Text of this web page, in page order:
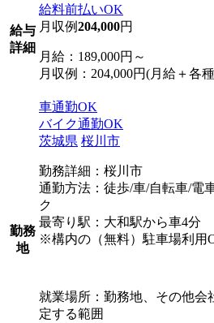
給与
詳細
給料前払いOK
月収例204,000円
月給：189,000円～
月収例：204,000円(月給＋各
勤務
地
車通勤OK
バイク通勤OK
茨城県 桜川市
勤務詳細：桜川市
通勤方法：徒歩/車/自転車/電
ク
最寄り駅：大和駅から車4分
※構内の（無料）駐車場利用
就業場所：勤務地、その他会
定する範囲